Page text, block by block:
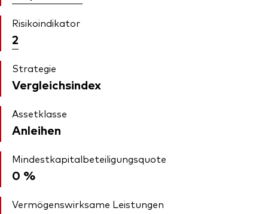
Risikoindikator
2
Strategie
Vergleichsindex
Assetklasse
Anleihen
Mindestkapitalbeteiligungsquote
0 %
Vermögenswirksame Leistungen